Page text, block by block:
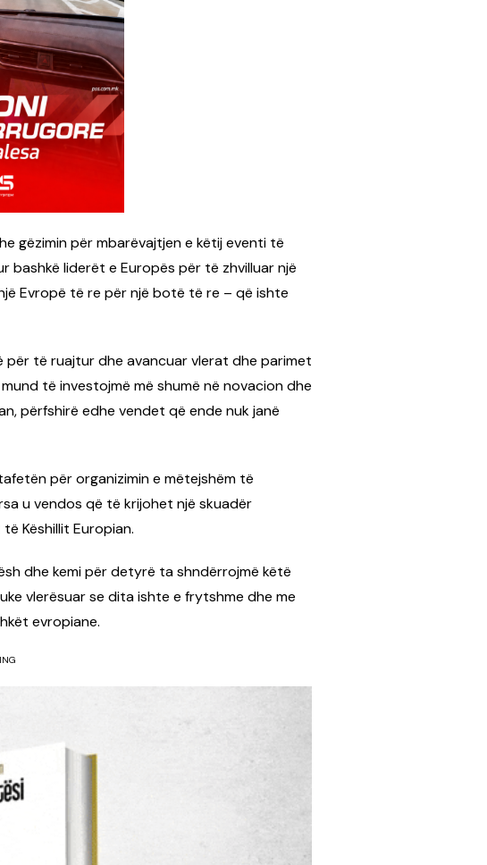
gëzimin për mbarëvajtjen e këtij eventi të
bashkë liderët e Europës për të zhvilluar një
Evropë të re për një botë të re – që ishte
të ruajtur dhe avancuar vlerat dhe parimet
të investojmë më shumë në novacion dhe
përfshirë edhe vendet që ende nuk janë
për organizimin e mëtejshëm të
u vendos që të krijohet një skuadër
Këshillit Europian.
dhe kemi për detyrë ta shndërrojmë këtë
vlerësuar se dita ishte e frytshme dhe me
evropiane.